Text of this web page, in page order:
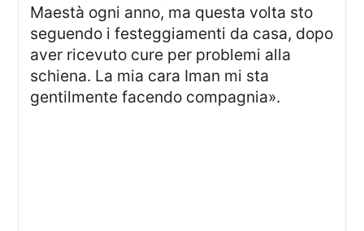
Maestà ogni anno, ma questa volta sto
seguendo i festeggiamenti da casa, dopo
aver ricevuto cure per problemi alla
schiena. La mia cara Iman mi sta
gentilmente facendo compagnia».